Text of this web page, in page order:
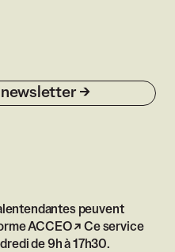
newsletter
peuvent
ACCEO
Ce service
de 9h à 17h30.